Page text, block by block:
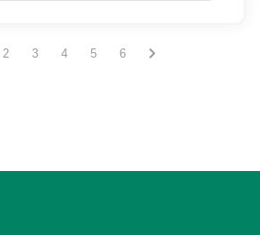
sur la page
Vous êtes sur la page
2 Vous êtes sur la page
3 Vous êtes sur la page
4 Vous êtes sur la page
5 Vous êtes sur la page
6